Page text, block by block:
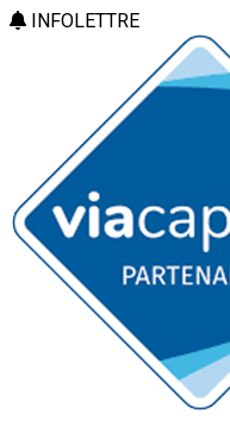
INFOLETTRE